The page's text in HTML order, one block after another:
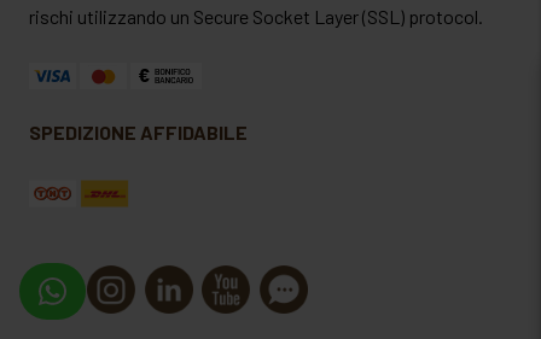
rischi utilizzando un Secure Socket Layer (SSL) protocol.
SPEDIZIONE AFFIDABILE